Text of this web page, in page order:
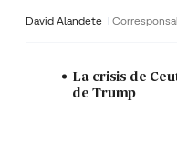
David Alandete
La crisis de
de Trump